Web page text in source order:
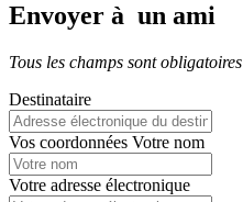
Envoyer à un ami
Tous les champs sont obligatoires
Destinataire
Vos coordonnées Votre nom
Votre adresse électronique